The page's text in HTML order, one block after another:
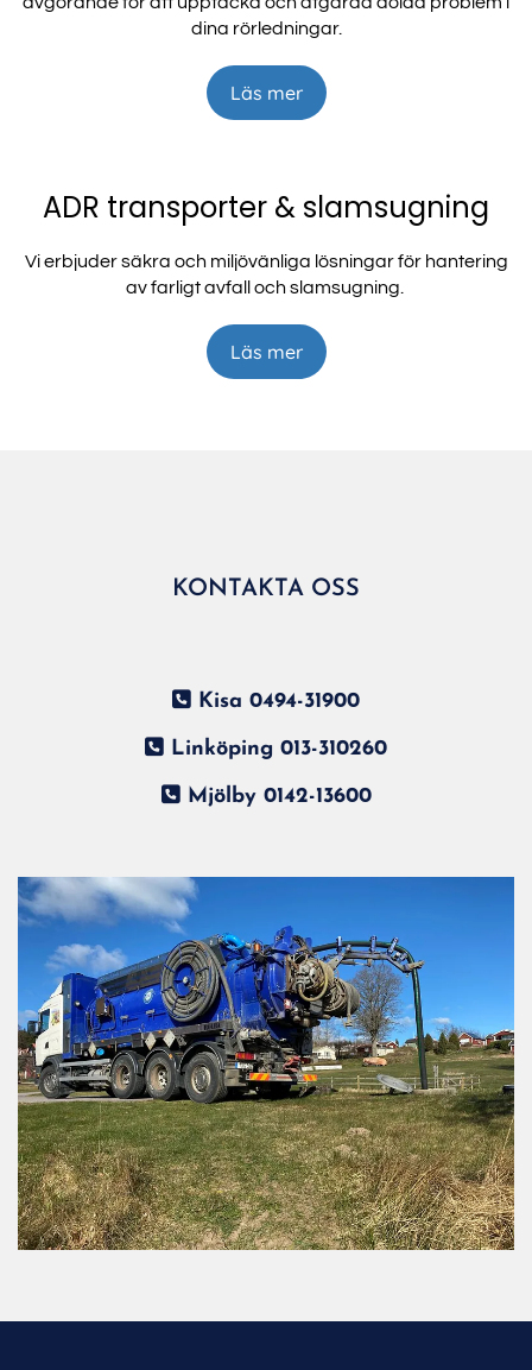
dina rörledningar.
Läs mer
ADR transporter & slamsugning
Vi erbjuder säkra och miljövänliga lösningar för hantering
av farligt avfall och slamsugning.
Läs mer
KONTAKTA OSS
 Kisa 0494-31900
 Linköping 013-310260
Mjölby 0142-13600